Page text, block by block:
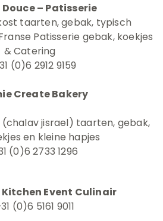
– Patisserie
taarten, gebak, typisch
Patisserie gebak, koekjes
& Catering
(0)6 2912 9159
Create Bakery
jisrael) taarten, gebak,
en kleine hapjes
(0)6 2733 1296
Kitchen Event Culinair
(0)6 5161 9011